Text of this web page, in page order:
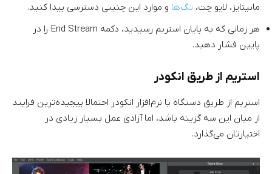
مانیتایز، لایو چت، تگ‌ها و موارد این چنینی دسترسی پیدا کنید.
هر زمانی که به پایان استریم رسیدید، دکمه End Stream را در
پایین فشار دهید.
استریم از طریق انکودر
استریم از طریق دستگاه یا نرم‌افزار انکودر احتمالا پیچیده‌ترین فرایند
از میان این سه گزینه باشد، اما آزادی عمل بسیار زیادی در
اختیارتان می‌گذارد.